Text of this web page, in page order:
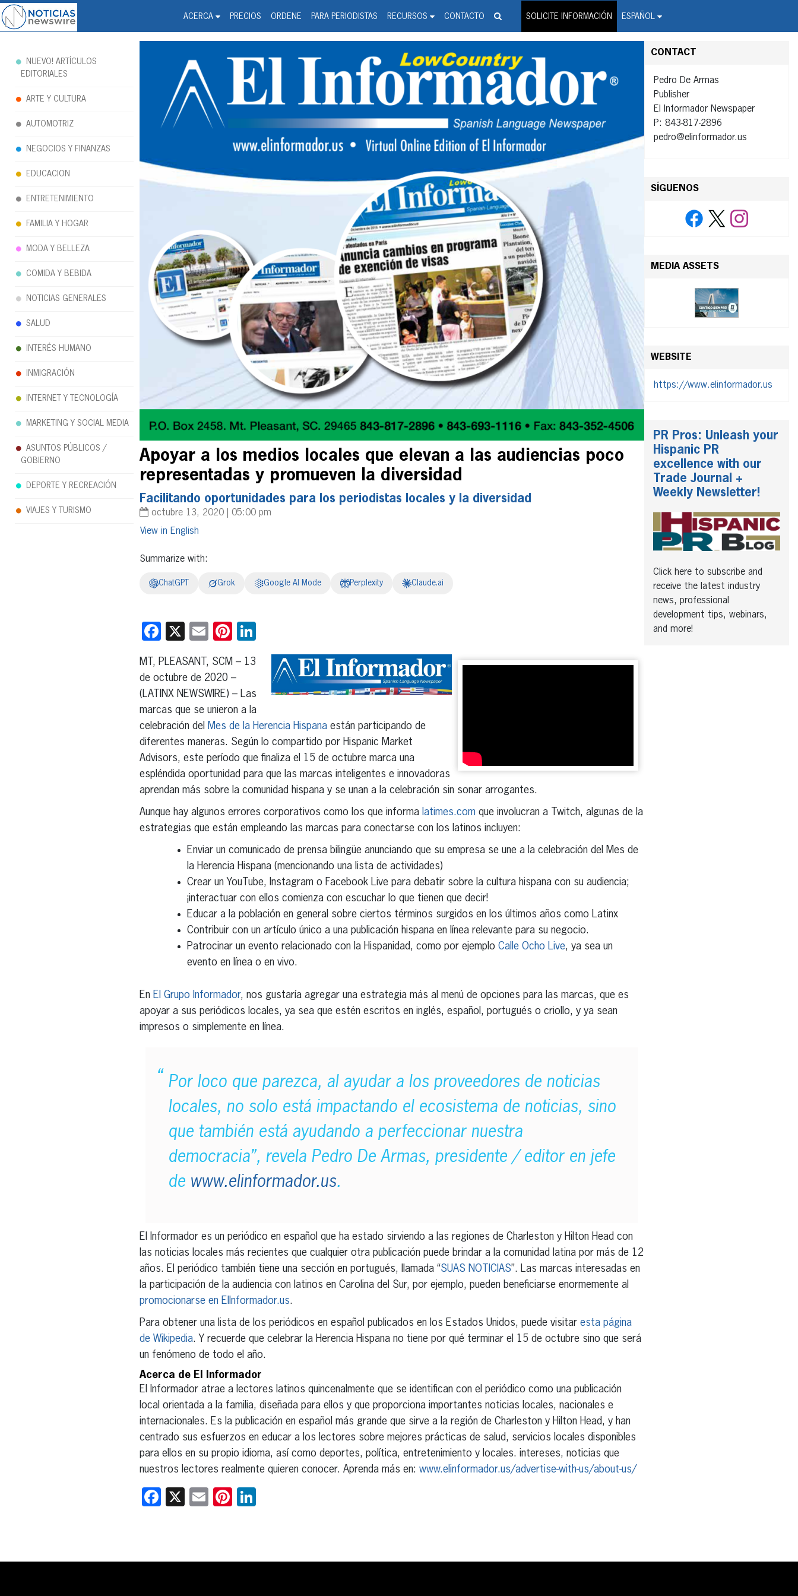
ACERCA PRECIOS ORDENE PARA PERIODISTAS RECURSOS CONTACTO SOLICITE INFORMACIÓN ESPAÑOL
Noticias Newswire - Hispanic Press Release Distribution Wire Service
Apoyar a los medios locales que elevan a las audiencias poco
representadas y promueven la diversidad
Facilitando oportunidades para los periodistas locales y la diversidad
octubre 13, 2020 | 05:00 pm
English
Summarize with:
ChatGPT Grok Google AI Mode Perplexity Claude.ai
Facebook
X EmailPinterest
MT, PLEASANT, SCM – 13
de octubre de 2020 –
(LATINX NEWSWIRE) – Las
marcas que se unieron a la
celebración del Mes de la Herencia Hispanaestán participando de
diferentes maneras. Según lo compartido por Hispanic Market
Advisors, este período que finaliza el 15 de octubre marca una
espléndida oportunidad para que las marcas inteligentes e innovadoras
aprendan más sobre la comunidad hispana y se unan a la celebración sin sonar arrogantes.
Aunque hay algunos errores corporativos como los que informa latimes.comque involucran a Twitch, algunas de la
estrategias que están empleando las marcas para conectarse con los latinos incluyen:
Enviar un comunicado de prensa bilingüe anunciando que su empresa se une a la celebración del Mes de
la Herencia Hispana (mencionando una lista de actividades)
Crear un YouTube, Instagram o Facebook Live para debatir sobre la cultura hispana con su audiencia;
¡interactuar con ellos comienza con escuchar lo que tienen que decir!
Educar a la población en general sobre ciertos términos surgidos en los últimos años como Latinx
Contribuir con un artículo único a una publicación hispana en línea relevante para su negocio.
Patrocinar un evento relacionado con la Hispanidad, como por ejemplo Calle Ocho Live, ya sea un
evento en línea o en vivo.
En El Grupo Informador, nos gustaría agregar una estrategia más al menú de opciones para las marcas, que es
apoyar a sus periódicos locales, ya sea que estén escritos en inglés, español, portugués o criollo, y ya sean
impresos o simplemente en línea.
Por loco que parezca, al ayudar a los proveedores de noticias
locales, no solo está impactando el ecosistema de noticias, sino
que también está ayudando a perfeccionar nuestra
democracia”, revela Pedro De Armas, presidente / editor en jefe
de www.elinformador.us.
El Informador es un periódico en español que ha estado sirviendo a las regiones de Charleston y Hilton Head con
las noticias locales más recientes que cualquier otra publicación puede brindar a la comunidad latina por más de 12
años. El periódico también tiene una sección en portugués, llamada “SUAS NOTICIAS”. Las marcas interesadas en
la participación de la audiencia con latinos en Carolina del Sur, por ejemplo, pueden beneficiarse enormemente al
promocionarse en ElInformador.us.
Para obtener una lista de los periódicos en español publicados en los Estados Unidos, puede visitar esta página
de Wikipedia. Y recuerde que celebrar la Herencia Hispana no tiene por qué terminar el 15 de octubre sino que será
un fenómeno de todo el año.
Acerca de El Informador
El Informador atrae a lectores latinos quincenalmente que se identifican con el periódico como una publicación
local orientada a la familia, diseñada para ellos y que proporciona importantes noticias locales, nacionales e
internacionales. Es la publicación en español más grande que sirve a la región de Charleston y Hilton Head, y han
centrado sus esfuerzos en educar a los lectores sobre mejores prácticas de salud, servicios locales disponibles
para ellos en su propio idioma, así como deportes, política, entretenimiento y locales. intereses, noticias que
nuestros lectores realmente quieren conocer. Aprenda más en: www.elinformador.us/advertise-with-us/about-us/
Facebook
X EmailPinterest
CONTACT
Pedro De Armas
Publisher
El Informador Newspaper
P: 843-817-2896
pedro@elinformador.us
SÍGUENOS
MEDIA ASSETS
WEBSITE
https://www.elinformador.us
PR Pros: Unleash your
Hispanic PR
excellence with our
Trade Journal +
Weekly Newsletter!
Click here to subscribe and
receive the latest industry
news, professional
development tips, webinars,
and more!
NUEVO! ARTÍCULOS
EDITORIALES
ARTE Y CULTURA
AUTOMOTRIZ
NEGOCIOS Y FINANZAS
EDUCACION
ENTRETENIMIENTO
FAMILIA Y HOGAR
MODA Y BELLEZA
COMIDA Y BEBIDA
NOTICIAS GENERALES
SALUD
INTERÉS HUMANO
INMIGRACIÓN
INTERNET Y TECNOLOGÍA
MARKETING Y SOCIAL MEDIA
ASUNTOS PÚBLICOS /
GOBIERNO
DEPORTE Y RECREACIÓN
VIAJES Y TURISMO